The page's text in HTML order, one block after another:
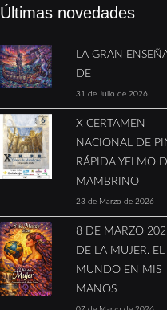
Últimas novedades
LA GRAN
DE
31 de Julio de 2026
X CERTAMEN
NACIONAL DE
RÁPIDA YELMO
MAMBRINO
23 de Marzo de 2026
8 DE MARZO
DE LA MUJER. EL
MUNDO EN MIS
MANOS